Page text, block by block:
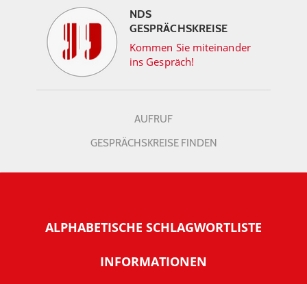
NDS
GESPRÄCHSKREISE
Kommen Sie miteinander
ins Gespräch!
AUFRUF
GESPRÄCHSKREISE FINDEN
ALPHABETISCHE SCHLAGWORTLISTE
INFORMATIONEN